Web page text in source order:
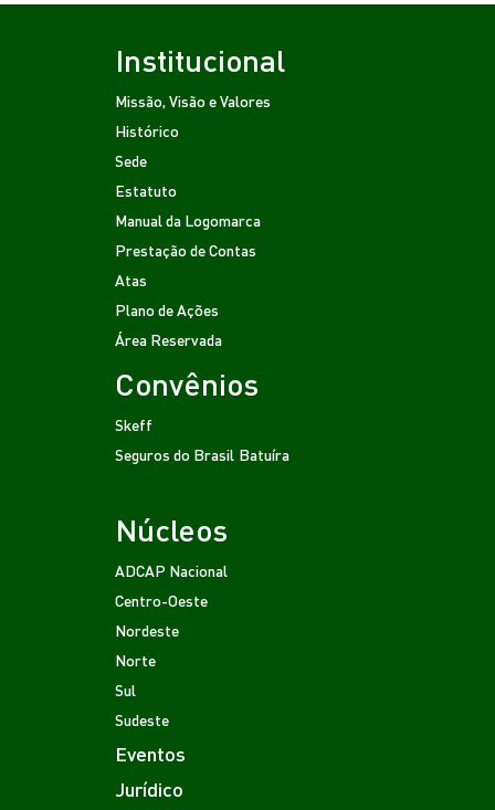
Institucional
Missão, Visão e Valores
Histórico
Sede
Estatuto
Manual da Logomarca
Prestação de Contas
Atas
Plano de Ações
Área Reservada
Convênios
Skeff
Seguros do Brasil Batuíra
Núcleos
ADCAP Nacional
Centro-Oeste
Nordeste
Norte
Sul
Sudeste
Eventos
Jurídico